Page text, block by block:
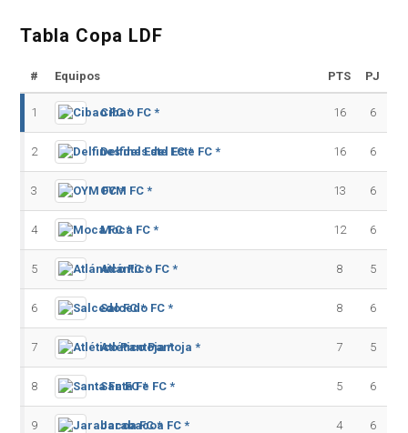
Tabla Copa LDF
# Equipos PTS PJ
1 Cibao FC * 16 6
2 Delfines del Este FC * 16 6
3 OYM FC * 13 6
4 Moca FC * 12 6
5 Atlántico FC * 8 5
6 Salcedo FC * 8 6
7 Atlético Pantoja * 7 5
8 Santa Fe FC * 5 6
9 Jarabacoa FC * 4 6